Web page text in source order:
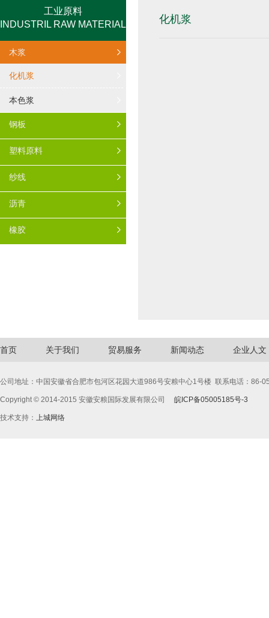
工业原料
INDUSTRIL RAW MATERIAL
木浆
化机浆
本色浆
钢板
塑料原料
纱线
沥青
橡胶
化机浆
首页 关于我们 贸易服务 新闻动态 企业人文
公司地址：中国安徽省合肥市包河区花园大道986号安粮中心1号楼 联系电话：86-
Copyright © 2014-2015 安徽安粮国际发展有限公司 皖ICP备05005185号-3
技术支持： 上城网络